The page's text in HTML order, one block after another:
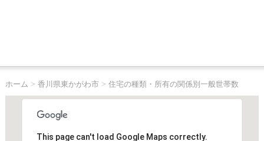
ホーム > 香川県東かがわ市> 住宅の種類・所有の関係別一般世帯数
This page can't load Google Maps correctly.